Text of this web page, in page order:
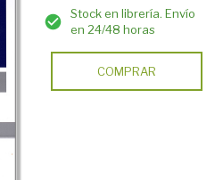
Stock en librería. Envío
en 24/48 horas
COMPRAR